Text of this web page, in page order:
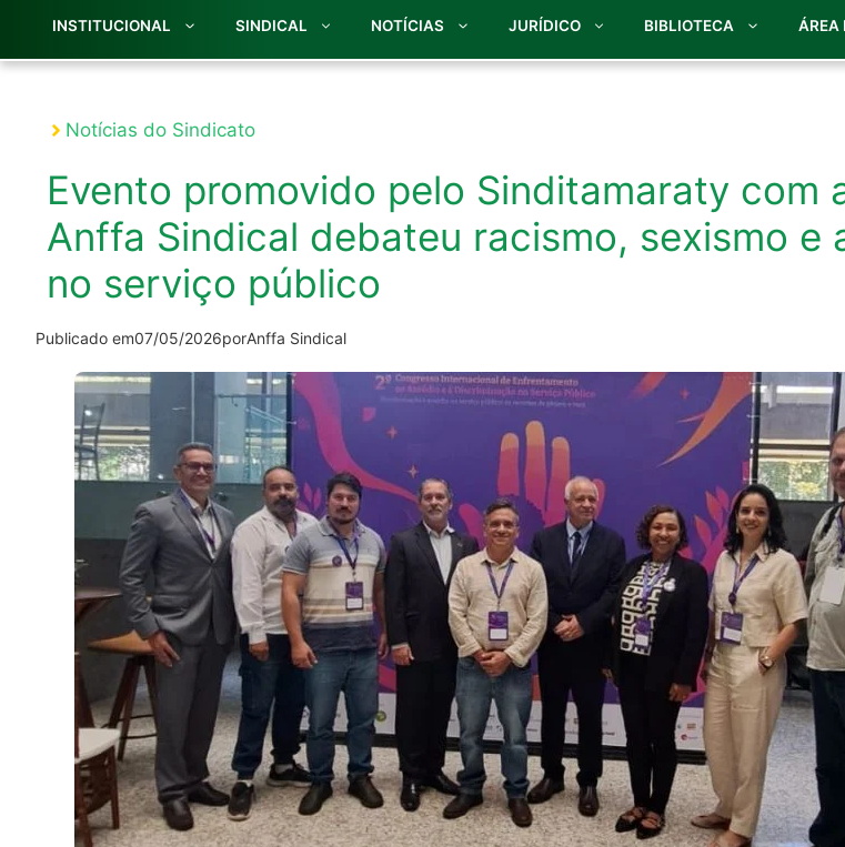
INSTITUCIONAL SINDICAL NOTÍCIAS JURÍDICO BIBLIOTECA ÁREA
Notícias do Sindicato
Evento promovido pelo Sinditamaraty com
Anffa Sindical debateu racismo, sexismo e
no serviço público
Publicado em07/05/2026porAnffa Sindical